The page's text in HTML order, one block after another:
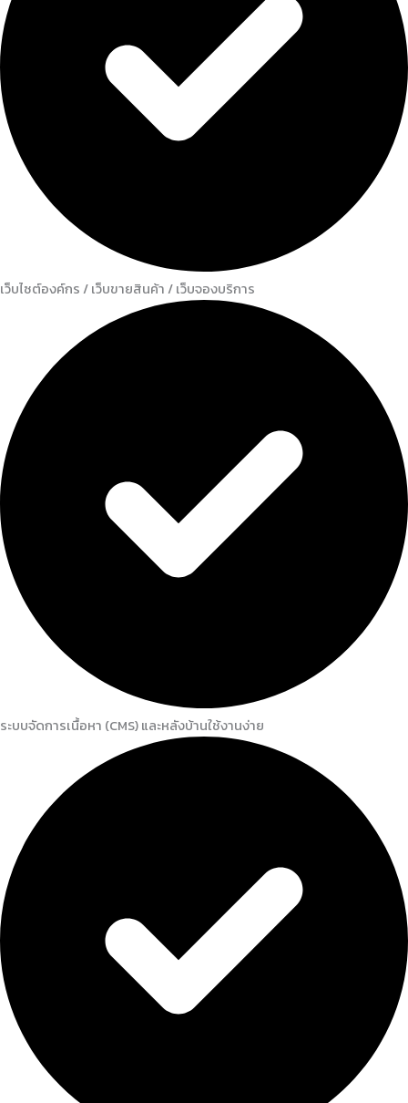
เว็บไซต์องค์กร / เว็บขายสินค้า / เว็บจองบริการ
ระบบจัดการเนื้อหา (CMS) และหลังบ้านใช้งานง่าย